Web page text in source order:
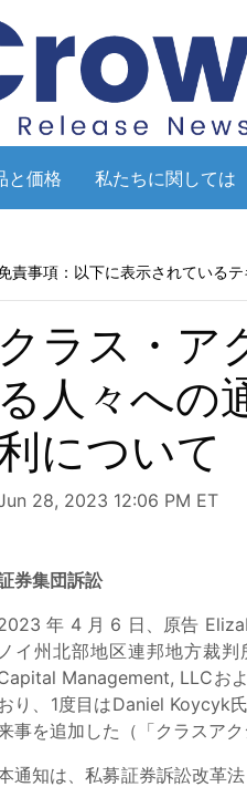
と価格 私たちに関しては
責事項：以下に表示されている
クラス・ア
る人々への
について
28, 2023 12:06 PM ET
券集団訴訟
年 4 月 6 日、原告
ノイ州北部地区連邦地方裁
Management, LLCお
り、1度目はDaniel Koycyk
事を追加した（「クラスアク
通知は、私募証券訴訟改革